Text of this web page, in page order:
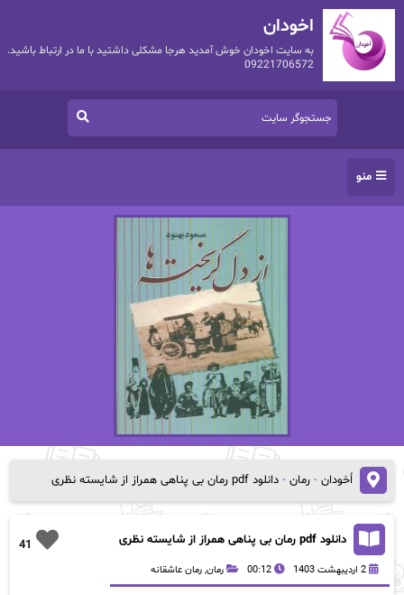
اخودان
به سایت اخودان خوش آمدید هرجا مشکلی داشتید با ما در ارتباط باشید.
09221706572
منو
اُخودان- رمان- دانلود pdf رمان بی پناهی همراز از شایسته نظری
41 دانلود pdf رمان بی پناهی همراز از شایسته نظری
2 اردیبهشت 1403 00:12 رمان, رمان عاشقانه